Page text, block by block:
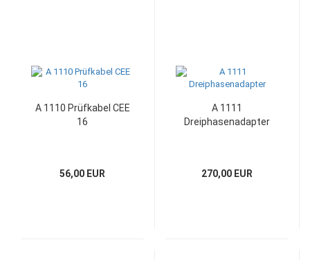
A 1110 Prüfkabel CEE
16
56,00 EUR
A 1111
Dreiphasenadapter
270,00 EUR